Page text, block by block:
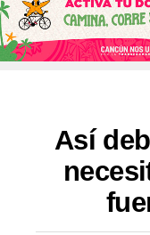
Así